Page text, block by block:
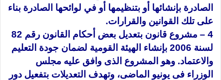
الصادرة بإنشائها أو بتنظيمها أو في لوائحها الصادرة بناء
على تلك القوانين والقرارات.
4 – مشروع قانون بتعديل بعض أحكام القانون رقم 82
لسنة 2006 بإنشاء الهيئة القومية لضمان جودة التعليم
والاعتماد. وهو المشروع الذى وافق عليه مجلس
الوزراء فى يونيو الماضى، وتهدف التعديلات بتفعيل دور